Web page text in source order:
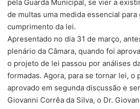
pela Guarda Municipal, se vier a
de multas uma medida essencial para
cumprimento da lei.
Apresentado no dia 31 de março,
plenário da Câmara, quando foi
o projeto de lei passou por análises
formadas. Agora, para se tornar lei, o
aprovado em segunda discussão e
Giovanni Corrêa da Silva, o Dr.